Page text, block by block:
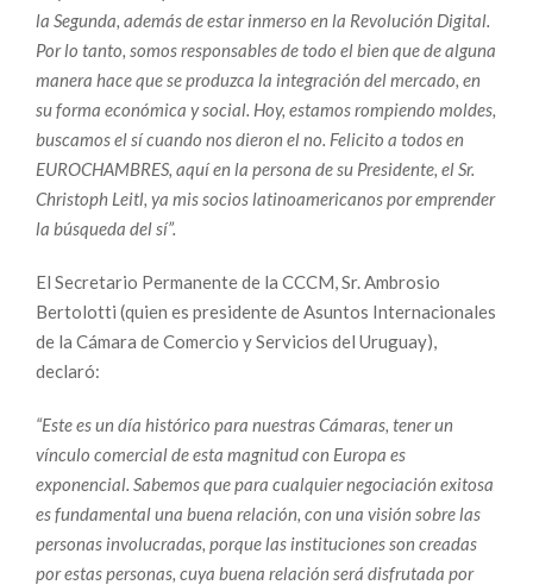
la Segunda, además de estar inmerso en la Revolución Digital.
Por lo tanto, somos responsables de todo el bien que de alguna
manera hace que se produzca la integración del mercado, en
su forma económica y social. Hoy, estamos rompiendo moldes,
buscamos el sí cuando nos dieron el no. Felicito a todos en
EUROCHAMBRES, aquí en la persona de su Presidente, el Sr.
Christoph Leitl, ya mis socios latinoamericanos por emprender
la búsqueda del sí”.
El Secretario Permanente de la CCCM, Sr. Ambrosio
Bertolotti (quien es presidente de Asuntos Internacionales
de la Cámara de Comercio y Servicios del Uruguay),
declaró:
“Este es un día histórico para nuestras Cámaras, tener un
vínculo comercial de esta magnitud con Europa es
exponencial. Sabemos que para cualquier negociación exitosa
es fundamental una buena relación, con una visión sobre las
personas involucradas, porque las instituciones son creadas
por estas personas, cuya buena relación será disfrutada por